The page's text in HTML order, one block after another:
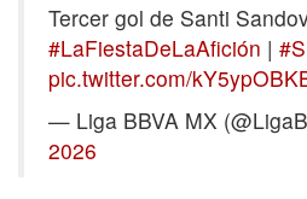
Tercer gol de Santi
#LaFiestaDeLaAfición |
pic.twitter.com/
— Liga BBVA MX
2026